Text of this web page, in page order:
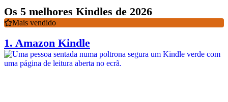
Os 5 melhores Kindles de 2026
Mais vendido
1. Amazon Kindle